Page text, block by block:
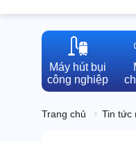
Máy hút bụi
công nghiệp
Trang chủ Tin tức